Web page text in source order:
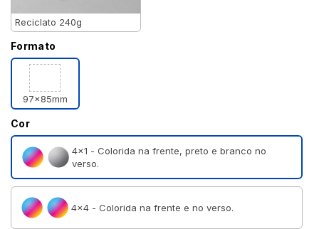
Reciclato 240g
Formato
97x85mm
Cor
4×1 - Colorida na frente, preto e branco no
verso.
4×4 - Colorida na frente e no verso.